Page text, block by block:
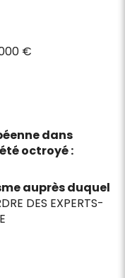
€
dans
octroyé :
auprès duquel
DES EXPERTS-